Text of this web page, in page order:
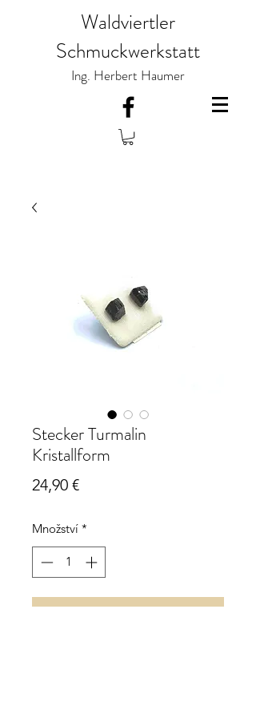
Waldviertler
Schmuckwerkstatt
Ing. Herbert Haumer
Stecker Turmalin
Kristallform
24,90 €Cena
Množství *
Přidat do košíku